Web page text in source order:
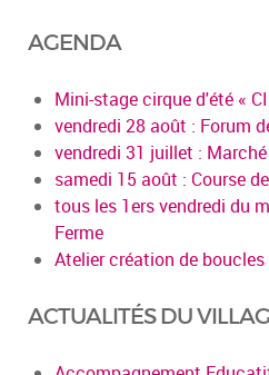
AGENDA
Mini-stage cirque d'été «
vendredi 28 août : Forum
vendredi 31 juillet :
samedi 15 août : Course
tous les 1ers vendredi du
Ferme
Atelier création de boucles
ACTUALITÉS DU